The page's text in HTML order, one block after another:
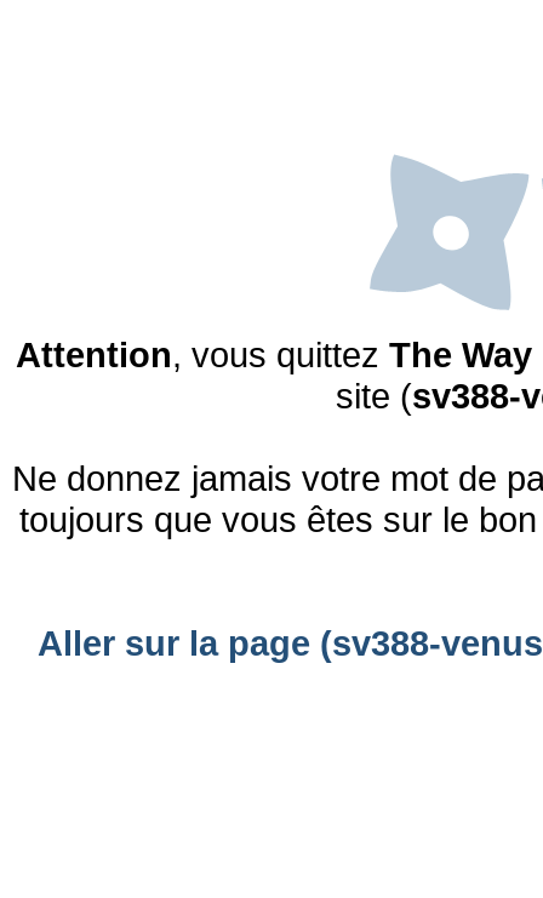
Attention, vous quittez The
site (sv388-
Ne donnez jamais votre mot de
toujours que vous êtes sur le
Aller sur la page (sv388-